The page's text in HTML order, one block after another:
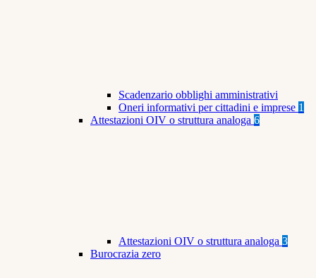
Scadenzario obblighi amministrativi
Oneri informativi per cittadini e imprese 1
Attestazioni OIV o struttura analoga 6
Attestazioni OIV o struttura analoga 3
Burocrazia zero